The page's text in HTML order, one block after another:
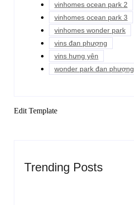
vinhomes ocean park 2
vinhomes ocean park 3
vinhomes wonder park
vins đan phượng
vins hưng yên
wonder park đan phượng
Edit Template
Trending Posts